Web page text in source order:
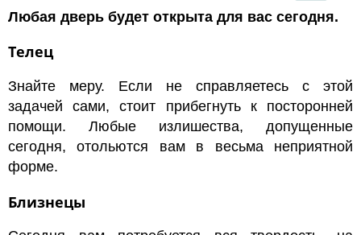
Любая дверь будет открыта для вас сегодня.
Телец
Знайте меру. Если не справляетесь с этой
задачей сами, стоит прибегнуть к посторонней
помощи. Любые излишества, допущенные
сегодня, отольются вам в весьма неприятной
форме.
Близнецы